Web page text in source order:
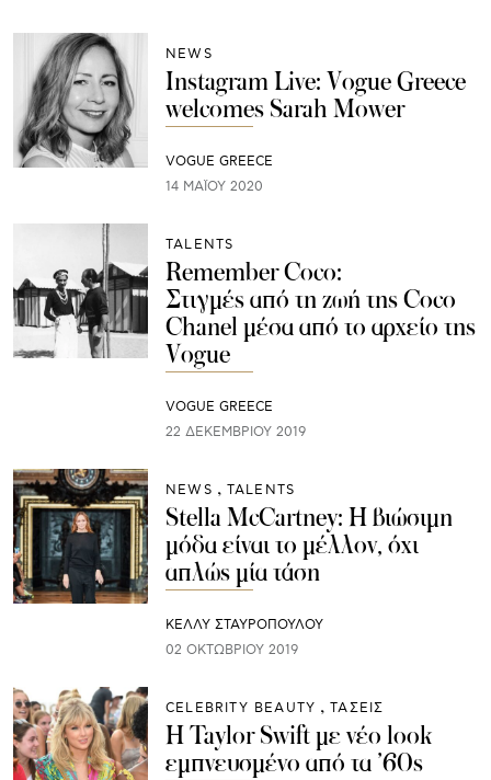
NEWS
Instagram Live: Vogue Greece
welcomes Sarah Mower
VOGUE GREECE
14 ΜΑΪ́ΟΥ 2020
TALENTS
Remember Coco:
Στιγμές από τη ζωή της Coco
Chanel μέσα από το αρχείο της
Vogue
VOGUE GREECE
22 ΔΕΚΕΜΒΡΊΟΥ 2019
NEWS TALENTS
Stella McCartney: Η βιώσιμη
μόδα είναι το μέλλον, όχι
απλώς μία τάση
ΚΕΛΛΥ ΣΤΑΥΡΟΠΟΥΛΟΥ
02 ΟΚΤΩΒΡΊΟΥ 2019
CELEBRITY BEAUTY ΤΑΣΕΙΣ
H Taylor Swift με νέο look
εμπνευσμένο από τα ’60s